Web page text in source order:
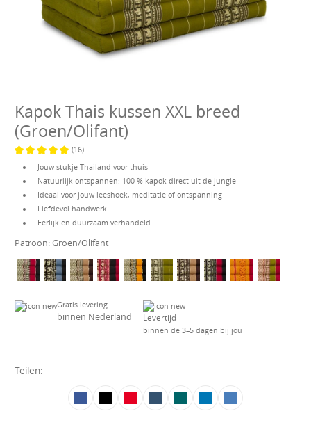
Kapok Thais kussen XXL breed
(Groen/Olifant)
(16)
Jouw stukje Thailand voor thuis
Natuurlijk ontspannen: 100 % kapok direct uit de jungle
Ideaal voor jouw leeshoek, meditatie of ontspanning
Liefdevol handwerk
Eerlijk en duurzaam verhandeld
Patroon:Groen/Olifant
Gratis levering
binnen Nederland Levertijd
binnen de 3–5 dagen bij jou
Teilen: